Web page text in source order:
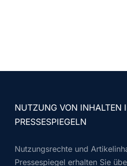
NUTZUNG VON INHALTEN
PRESSESPIEGELN
Nutzungsrechte und
Pressespiegel erhalten Sie